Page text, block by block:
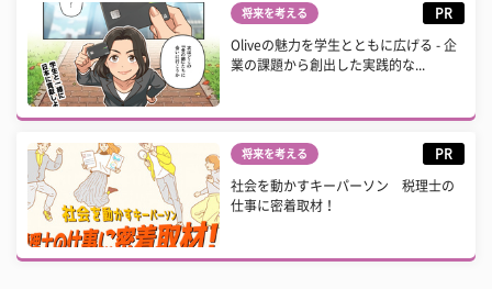
将来を考える PR
Oliveの魅力を学生とともに広げる - 企
業の課題から創出した実践的な...
将来を考える PR
社会を動かすキーパーソン 税理士の
仕事に密着取材！